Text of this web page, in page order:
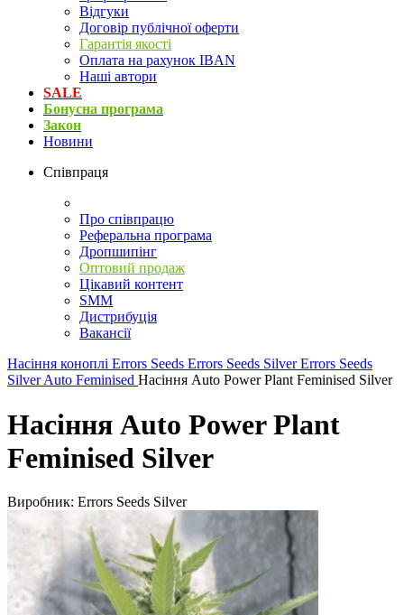
Відгуки
Договір публічної оферти
Гарантія якості
Оплата на рахунок IBAN
Наші автори
SALE
Бонусна програма
Закон
Новини
Співпраця
Про співпрацю
Реферальна програма
Дропшипінг
Оптовий продаж
Цікавий контент
SMM
Дистрибуція
Вакансії
Насіння коноплі Errors Seeds Errors Seeds SilverErrors Seeds
Silver Auto Feminised Насіння Auto Power Plant Feminised Silver
Насіння Auto Power Plant
Feminised Silver
Виробник: Errors Seeds Silver